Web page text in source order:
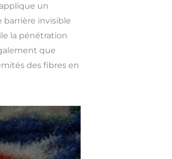
un
barrière invisible
la pénétration
que
des fibres en